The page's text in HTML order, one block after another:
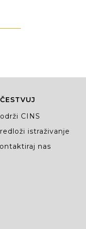
CINS
istraživanje
nas